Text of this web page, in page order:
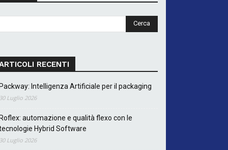
RECENTI
Intelligenza Artificiale per il packaging
Luglio 2026
automazione e qualità flexo con le
Hybrid Software
Luglio 2026